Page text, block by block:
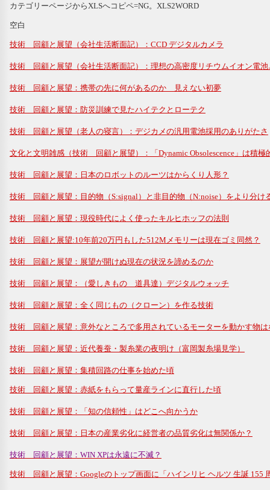
カテゴリーページから XLSへコピペ=NG。XLS2WORD
空白
技術 回顧と展望（会社生活断面記）：CCD デジタルカメラ
技術 回顧と展望（会社生活断面記）：理想の高密度リチウムイオン電池
技術 回顧と展望：携帯の先に何があるのか 見えない初夢
技術 回顧と展望：防災訓練で見たハイテクとローテク
技術 回顧と展望（老人の寝言）：デジカメの汎用電池採用のありがたさ
文化と文明雑感（技術 回顧と展望）：「Dynamic Obsolescence」は積極
技術 回顧と展望：日本のロボットのルーツはからくり人形？
技術 回顧と展望：目的物（S:signal）と非目的物（N:noise）をより分け
技術 回顧と展望：現役時代によく使ったキルヒホッフの法則
技術 回顧と展望:10年前20万円もした512Mメモリーは現在ゴミ同然？
技術 回顧と展望：展望が開けぬ現在の状況を諦めるのか
技術 回顧と展望：（愛しきもの 道具達）デジタルウォッチ
技術 回顧と展望：全く同じもの（クローン）を作る技術
技術 回顧と展望：意外なところで多用されているモーターを動かす物は
技術 回顧と展望：近代養蚕・製糸業の夜明け（富岡製糸場見学）
技術 回顧と展望：集積回路の仕事を始めた頃
技術 回顧と展望：赤紙をもらって量産ラインに直行した頃
技術 回顧と展望：「知の信頼性」はどこへ向かうか
技術 回顧と展望：日本の産業劣化に経営者の品質劣化は無関係か？
技術 回顧と展望：WIN XPは永遠に不滅？
技術 回顧と展望：Googleのトップ画面に「ハインリヒ ヘルツ 生誕 155